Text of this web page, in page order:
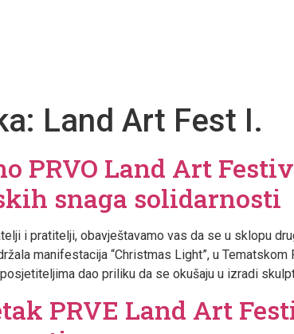
Land Art Fest I.
PRVO Land Art
snaga solidarnosti
i pratitelji, obavještavamo vas da se u sklopu
manifestacija “Christmas Light”, u
dao priliku da se okušaju u izradi
PRVE Land Art